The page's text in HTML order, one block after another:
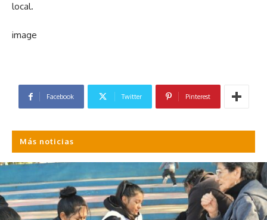
local.
image
Facebook Twitter Pinterest
Más noticias